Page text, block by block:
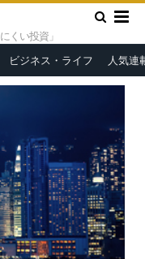
くい投資」
ビジネス・ライフ 人気連
応】米5月NY連銀製造業
る